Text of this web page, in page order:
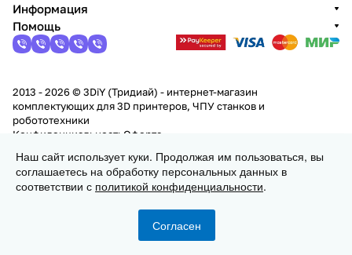
В корзину
Корзина Избранные
Информация
Помощь
2013 - 2026 © 3DiY (Тридиай) - интернет-магазин
комплектующих для 3D принтеров, ЧПУ станков и
робототехники
Конфиденциальность Оферта
Наш сайт использует куки. Продолжая им пользоваться, вы
соглашаетесь на обработку персональных данных в
соответствии с политикой конфиденциальности.
Согласен